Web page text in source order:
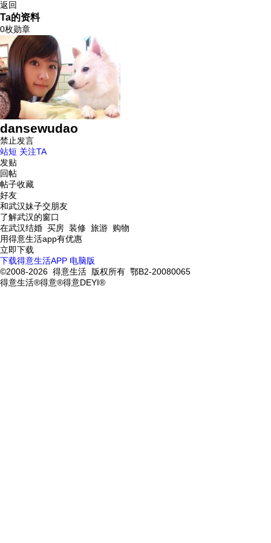
返回
Ta的资料
0枚勋章
dansewudao
禁止发言
站短 关注TA
发贴
回帖
帖子收藏
好友
和武汉妹子交朋友
了解武汉的窗口
在武汉结婚 买房 装修 旅游 购物
用得意生活app有优惠
立即下载
下载得意生活APP 电脑版
©2008-2026 得意生活 版权所有 鄂B2-20080065
得意生活®得意®得意DEYI®